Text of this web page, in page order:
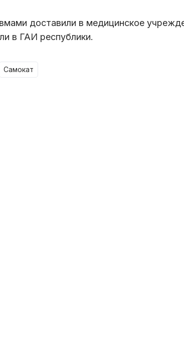
доставили в медицинское
в ГАИ республики.
самокат